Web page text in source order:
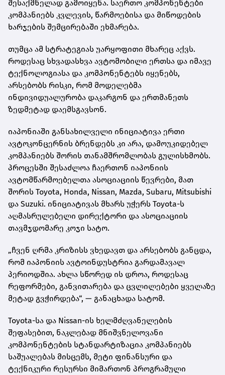
შესაქმნელად გამოიყენა. საერთო კომპონენტები
კომპანიებს კვლევის, წარმოებისა და მიწოდების
ხარჯების შემცირებაში ეხმარება.
თუმცა ამ სტრატეგიას უარყოფითი მხარეც აქვს.
როდესაც სხვადასხვა ავტომობილი ერთსა და იმავე
ტექნოლოგიასა და კომპონენტებს იყენებს,
არსებობს რისკი, რომ მოდელებმა
ინდივიდუალურობა დაკარგონ და ერთმანეთს
ზედმეტად დაემსგავსონ.
იაპონიაში განსახილველი ინიციატივა ერთი
ავტოკონცერნის ბრენდებს კი არა, დამოუკიდებელ
კომპანიებს შორის თანამშრომლობას გულისხმობს.
პროცესში შესაძლოა ჩაერთონ იაპონიის
ავტომწარმოებელთა ასოციაციის წევრები, მათ
შორის Toyota, Honda, Nissan, Mazda, Subaru, Mitsubishi
და Suzuki. ინიციატივას მხარს უჭერს Toyota-ს
აღმასრულებელი დირექტორი და ასოციაციის
თავმჯდომარე კოჯი სატო.
„ჩვენ ღრმა კრიზისს ვხედავთ და არსებობს განცდა,
რომ იაპონიის ავტოინდუსტრია გარდამავალ
პერიოდშია. ახლა სწორედ ის დროა, როდესაც
რეფორმები, განვითარება და ცვლილებები ყველაზე
მეტად გვჭირდება“, — განაცხადა სატომ.
Toyota-სა და Nissan-ის ხელმძღვანელების
შეფასებით, ნაკლებად მნიშვნელოვანი
კომპონენტების სტანდარტიზაცია კომპანიებს
საშუალებას მისცემს, მეტი ფინანსური და
ტექნიკური რესურსი მიმართონ პროგრამული